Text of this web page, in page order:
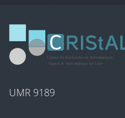
UMR 9189